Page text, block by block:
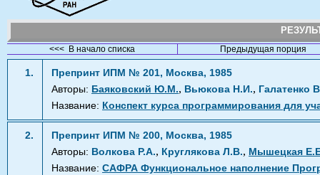
<<< В начало списка Предыдущая порция
1.
Препринт ИПМ № 201, Москва, 1985
Авторы: Баяковский Ю.М., Вьюкова Н.И., Галатенко
Название: Конспект курса программирования для
2.
Препринт ИПМ № 200, Москва, 1985
Авторы: Волкова Р.А., Круглякова Л.В., Мышецкая
Название: САФРА Функциональное наполнение